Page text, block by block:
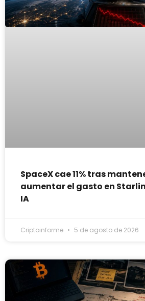
SpaceX cae 11% tras
aumentar el gasto en
IA
Criptoinforme 5 de agosto de 2026